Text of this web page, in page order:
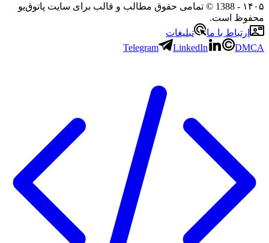
- 1388 © تمامی حقوق مطالب و قالب برای سایت پاتوق‌یو
است.
با ما
تبلیغات
Telegram
LinkedIn